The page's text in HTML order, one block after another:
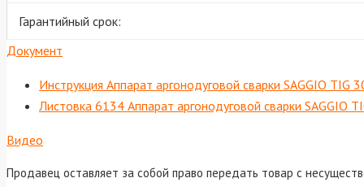
Гарантийный срок:
Документ
Инструкция Аппарат аргонодуговой сварки SAGGIO TIG
Листовка 6134 Аппарат аргонодуговой сварки SAGGIO
Видео
Продавец оставляет за собой право передать товар с